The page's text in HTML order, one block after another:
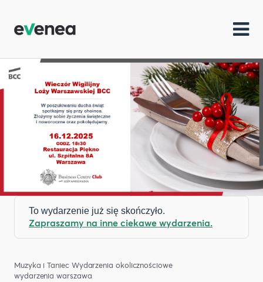
To wydarzenie już się skończyło.
Zapraszamy na inne ciekawe wydarzenia.
Muzyka i Taniec Wydarzenia okolicznościowe
wydarzenia warszawa